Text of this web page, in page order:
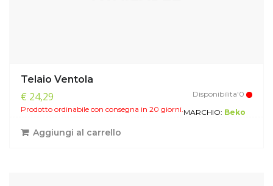
Telaio Ventola
€ 24,29
Disponibilita'0
Prodotto ordinabile con consegna in 20 giorni.MARCHIO: Beko
Aggiungi al carrello